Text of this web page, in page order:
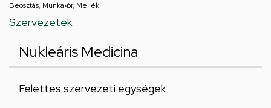
Beosztás, Munkakör, Mellék
Szervezetek
Nukleáris Medicina
Felettes szervezeti egységek